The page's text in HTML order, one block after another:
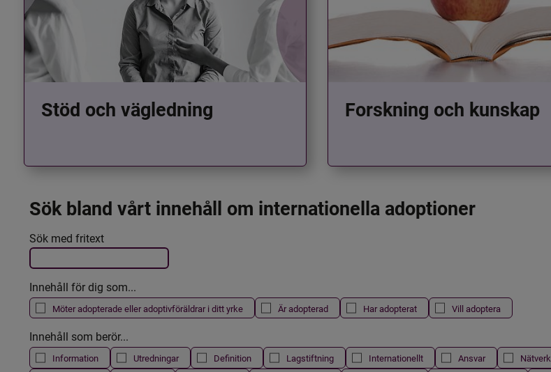
Stöd och vägledning Forskning och kunskap
Sök bland vårt innehåll om internationella adoptioner
Filtrera resultatet
Det här formuläret postas automatiskt
Sök med fritext
Innehåll för dig som...
Möter adopterade eller adoptivföräldrar i ditt yrke Är adopterad Har adopterat Vill adoptera
Innehåll som berör...
Information Utredningar Definition Lagstiftning Internationellt Ansvar Nätverk